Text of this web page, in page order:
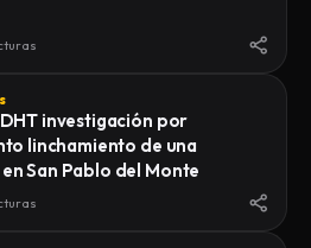
investigación por
linchamiento de una